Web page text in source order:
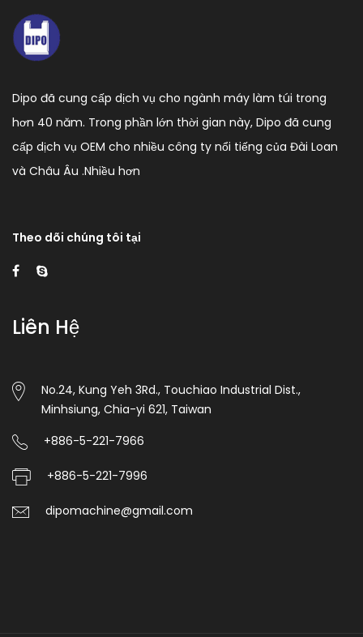
Dipo đã cung cấp dịch vụ cho ngành máy làm túi trong
hơn 40 năm. Trong phần lớn thời gian này, Dipo đã cung
cấp dịch vụ OEM cho nhiều công ty nổi tiếng của Đài Loan
và Châu Âu .Nhiều hơn
Theo dõi chúng tôi tại
Liên Hệ
No.24, Kung Yeh 3Rd., Touchiao Industrial Dist.,
Minhsiung, Chia-yi 621, Taiwan
+886-5-221-7966
+886-5-221-7996
dipomachine@gmail.com